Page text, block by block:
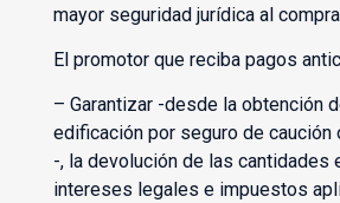
mayor seguridad jurídica al
El promotor que reciba pagos
– Garantizar -desde la obtención
edificación por seguro de caución
-, la devolución de las cantidades
intereses legales e impuestos